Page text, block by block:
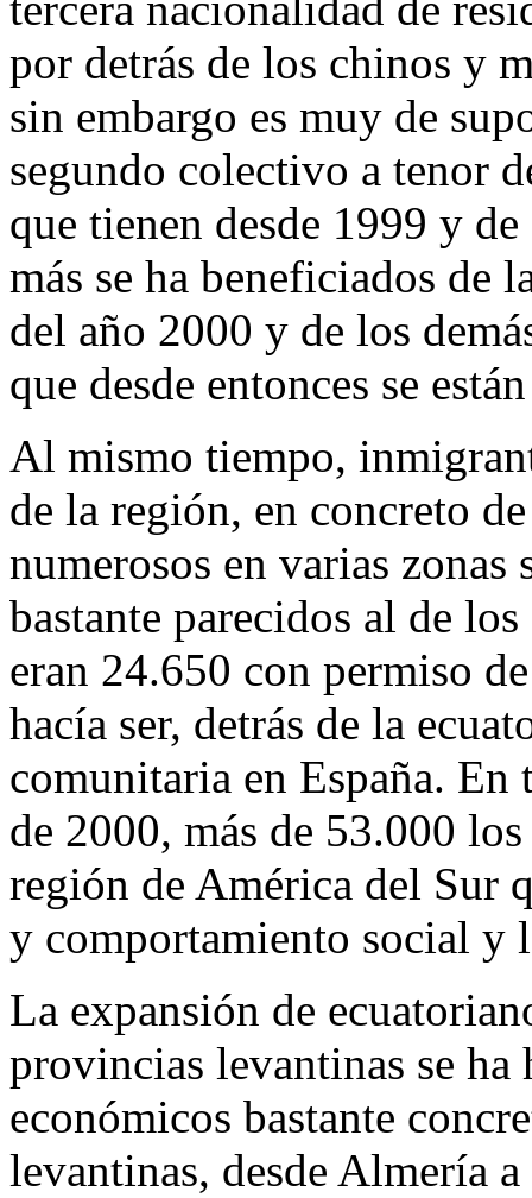
por detrás de los chinos y
sin embargo es muy de
segundo colectivo a tenor
que tienen desde 1999 y
más se ha beneficiados de
del año 2000 y de los
que desde entonces se
Al mismo tiempo,
de la región, en concreto
numerosos en varias
bastante parecidos al de
eran 24.650 con permiso
hacía ser, detrás de la
comunitaria en España.
de 2000, más de 53.000
región de América del Sur
y comportamiento social y
La expansión de
provincias levantinas se ha
económicos bastante
levantinas, desde Almería